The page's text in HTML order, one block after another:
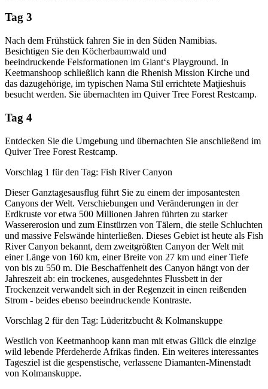
Tag 3
Nach dem Frühstück fahren Sie in den Süden Namibias.
Besichtigen Sie den Köcherbaumwald und
beeindruckende Felsformationen im Giant‘s Playground. In
Keetmanshoop schließlich kann die Rhenish Mission Kirche und
das dazugehörige, im typischen Nama Stil errichtete Matjieshuis
besucht werden. Sie übernachten im Quiver Tree Forest Restcamp.
Tag 4
Entdecken Sie die Umgebung und übernachten Sie anschließend im
Quiver Tree Forest Restcamp.
Vorschlag 1 für den Tag: Fish River Canyon
Dieser Ganztagesausflug führt Sie zu einem der imposantesten
Canyons der Welt. Verschiebungen und Veränderungen in der
Erdkruste vor etwa 500 Millionen Jahren führten zu starker
Wassererosion und zum Einstürzen von Tälern, die steile Schluchten
und massive Felswände hinterließen. Dieses Gebiet ist heute als Fish
River Canyon bekannt, dem zweitgrößten Canyon der Welt mit
einer Länge von 160 km, einer Breite von 27 km und einer Tiefe
von bis zu 550 m. Die Beschaffenheit des Canyon hängt von der
Jahreszeit ab: ein trockenes, ausgedehntes Flussbett in der
Trockenzeit verwandelt sich in der Regenzeit in einen reißenden
Strom - beides ebenso beeindruckende Kontraste.
Vorschlag 2 für den Tag: Lüderitzbucht & Kolmanskuppe
Westlich von Keetmanhoop kann man mit etwas Glück die einzige
wild lebende Pferdeherde Afrikas finden. Ein weiteres interessantes
Tagesziel ist die gespenstische, verlassene Diamanten-Minenstadt
von Kolmanskuppe.